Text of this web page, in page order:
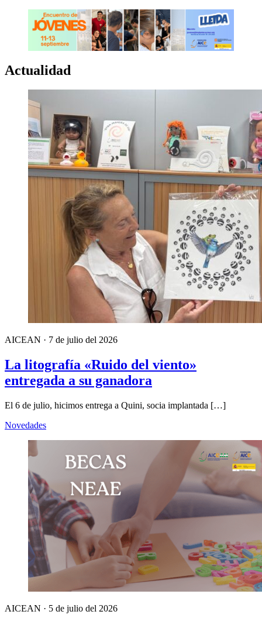
Actualidad
AICEAN · 7 de julio del 2026
La litografía «Ruido del viento»
entregada a su ganadora
El 6 de julio, hicimos entrega a Quini, socia implantada […]
Novedades
AICEAN · 5 de julio del 2026